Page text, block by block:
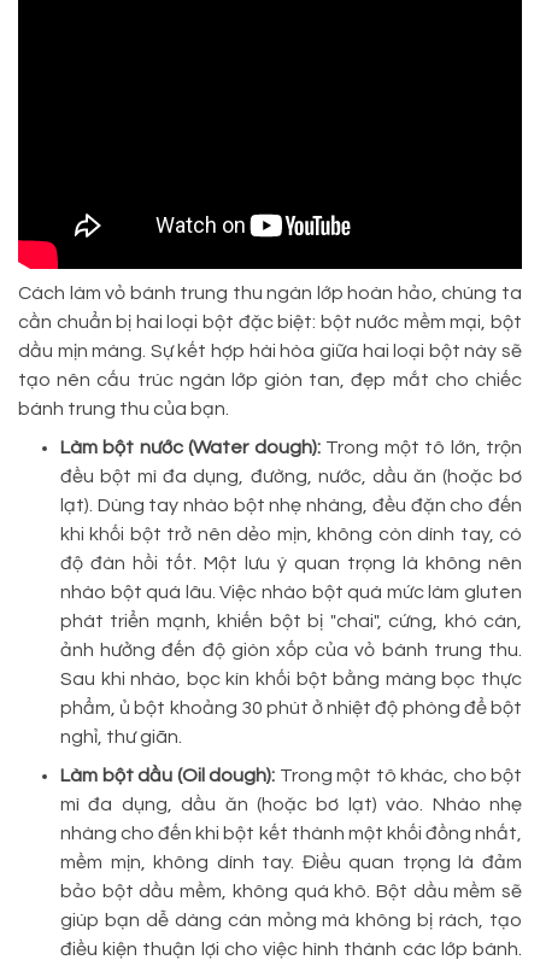
Cách làm vỏ bánh trung thu ngàn lớp hoàn hảo, chúng ta
cần chuẩn bị hai loại bột đặc biệt: bột nước mềm mại, bột
dầu mịn màng. Sự kết hợp hài hòa giữa hai loại bột này sẽ
tạo nên cấu trúc ngàn lớp giòn tan, đẹp mắt cho chiếc
bánh trung thu của bạn.
Làm bột nước (Water dough): Trong một tô lớn, trộn
đều bột mì đa dụng, đường, nước, dầu ăn (hoặc bơ
lạt). Dùng tay nhào bột nhẹ nhàng, đều đặn cho đến
khi khối bột trở nên dẻo mịn, không còn dính tay, có
độ đàn hồi tốt. Một lưu ý quan trọng là không nên
nhào bột quá lâu. Việc nhào bột quá mức làm gluten
phát triển mạnh, khiến bột bị "chai", cứng, khó cán,
ảnh hưởng đến độ giòn xốp của vỏ bánh trung thu.
Sau khi nhào, bọc kín khối bột bằng màng bọc thực
phẩm, ủ bột khoảng 30 phút ở nhiệt độ phòng để bột
nghỉ, thư giãn.
Làm bột dầu (Oil dough): Trong một tô khác, cho bột
mì đa dụng, dầu ăn (hoặc bơ lạt) vào. Nhào nhẹ
nhàng cho đến khi bột kết thành một khối đồng nhất,
mềm mịn, không dính tay. Điều quan trọng là đảm
bảo bột dầu mềm, không quá khô. Bột dầu mềm sẽ
giúp bạn dễ dàng cán mỏng mà không bị rách, tạo
điều kiện thuận lợi cho việc hình thành các lớp bánh.